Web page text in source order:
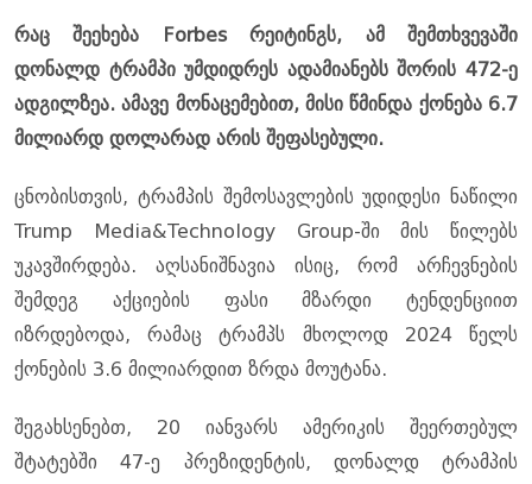
რაც შეეხება Forbes რეიტინგს, ამ შემთხვევაში
დონალდ ტრამპი უმდიდრეს ადამიანებს შორის 472-ე
ადგილზეა. ამავე მონაცემებით, მისი წმინდა ქონება 6.7
მილიარდ დოლარად არის შეფასებული.
ცნობისთვის, ტრამპის შემოსავლების უდიდესი ნაწილი
Trump Media&Technology Group-ში მის წილებს
უკავშირდება. აღსანიშნავია ისიც, რომ არჩევნების
შემდეგ აქციების ფასი მზარდი ტენდენციით
იზრდებოდა, რამაც ტრამპს მხოლოდ 2024 წელს
ქონების 3.6 მილიარდით ზრდა მოუტანა.
შეგახსენებთ, 20 იანვარს ამერიკის შეერთებულ
შტატებში 47-ე პრეზიდენტის, დონალდ ტრამპის